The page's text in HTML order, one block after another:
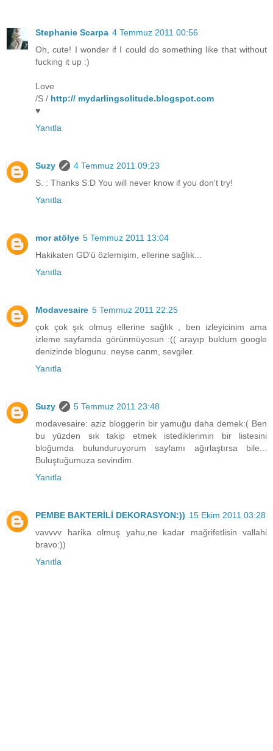
Stephanie Scarpa 4 Temmuz 2011 00:56
Oh, cute! I wonder if I could do something like that without
fucking it up :)
Love
/S / http:// mydarlingsolitude.blogspot.com
♥
Yanıtla
Suzy
4 Temmuz 2011 09:23
S. : Thanks S:D You will never know if you don't try!
Yanıtla
mor atölye 5 Temmuz 2011 13:04
Hakikaten GD'ü özlemişim, ellerine sağlık...
Yanıtla
Modavesaire 5 Temmuz 2011 22:25
çok çok şık olmuş ellerine sağlık , ben izleyicinim ama
izleme sayfamda görünmüyosun :(( arayıp buldum google
denizinde blogunu. neyse canm, sevgiler.
Yanıtla
Suzy
5 Temmuz 2011 23:48
modavesaire: aziz bloggerin bir yamuğu daha demek:( Ben
bu yüzden sık takip etmek istediklerimin bir listesini
bloğumda bulunduruyorum sayfamı ağırlaştırsa bile...
Buluştuğumuza sevindim.
Yanıtla
PEMBE BAKTERİLİ DEKORASYON:)) 15 Ekim 2011 03:28
vavvvv harika olmuş yahu,ne kadar mağrifetlisin vallahi
bravo:))
Yanıtla